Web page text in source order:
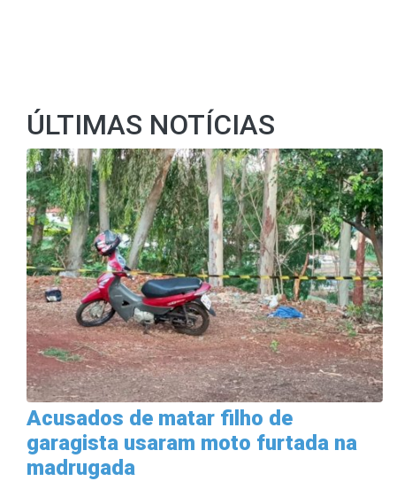
ÚLTIMAS NOTÍCIAS
Acusados de matar filho de
garagista usaram moto furtada na
madrugada